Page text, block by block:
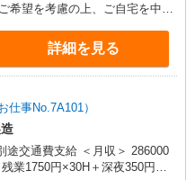
希望を考慮の上、ご自宅を中心
詳細を見る
仕事No.7A101）
途交通費支給 ＜月収＞ 286000
業1750円×30H＋深夜350円